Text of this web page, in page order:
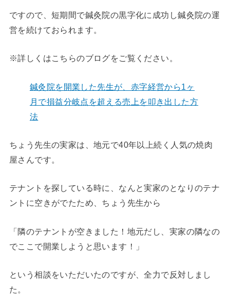
ですので、短期間で鍼灸院の黒字化に成功し鍼灸院の運
営を続けておられます。
※詳しくはこちらのブログをご覧ください。
鍼灸院を開業した先生が、赤字経営から1ヶ
月で損益分岐点を超える売上を叩き出した方
法
ちょう先生の実家は、地元で40年以上続く人気の焼肉
屋さんです。
テナントを探している時に、なんと実家のとなりのテナ
ントに空きがでたため、ちょう先生から
「隣のテナントが空きました！地元だし、実家の隣なの
でここで開業しようと思います！」
という相談をいただいたのですが、全力で反対しまし
た。